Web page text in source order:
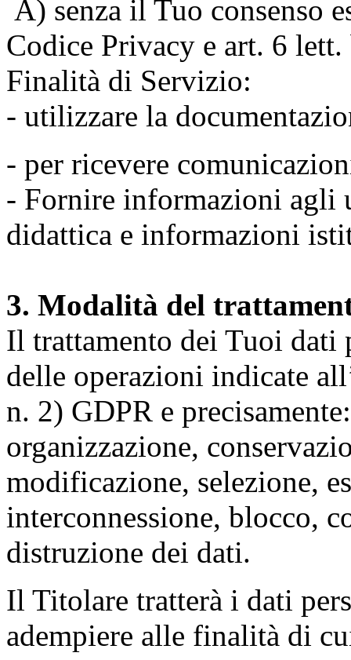
A) senza il Tuo consenso
Codice Privacy e art. 6
Finalità di Servizio:
- utilizzare la
- per ricevere
- Fornire informazioni agli
didattica e informazioni
3. Modalità del
Il trattamento dei Tuoi dati
delle operazioni indicate
n. 2) GDPR e
organizzazione,
modificazione, selezione,
interconnessione, blocco,
distruzione dei dati.
Il Titolare tratterà i dati
adempiere alle finalità di